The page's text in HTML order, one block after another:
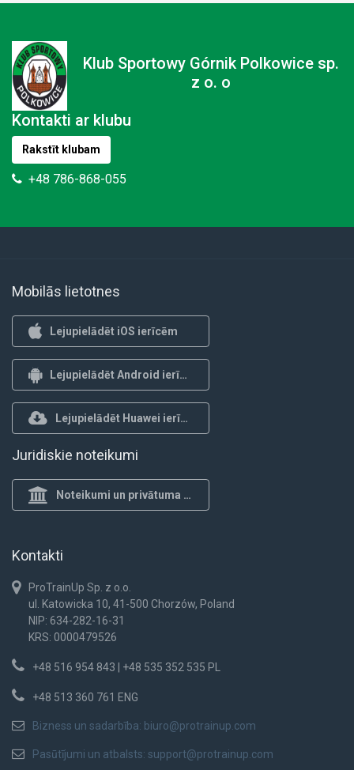
Klub Sportowy Górnik Polkowice sp.
z o. o
Kontakti ar klubu
Rakstīt klubam
+48 786-868-055
Mobilās lietotnes
Lejupielādēt iOS ierīcēm
Lejupielādēt Android ierīcēm
Lejupielādēt Huawei ierīcēm
Juridiskie noteikumi
Noteikumi un privātuma politika
Kontakti
ProTrainUp Sp. z o.o.
ul. Katowicka 10, 41-500 Chorzów, Poland
NIP: 634-282-16-31
KRS: 0000479526
+48 516 954 843 | +48 535 352 535 PL
+48 513 360 761 ENG
Bizness un sadarbība: biuro@protrainup.com
Pasūtījumi un atbalsts: support@protrainup.com